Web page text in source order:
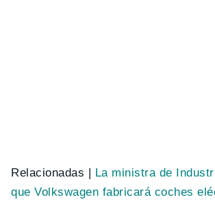
Relacionadas |
La ministra de
que Volkswagen fabricará coches